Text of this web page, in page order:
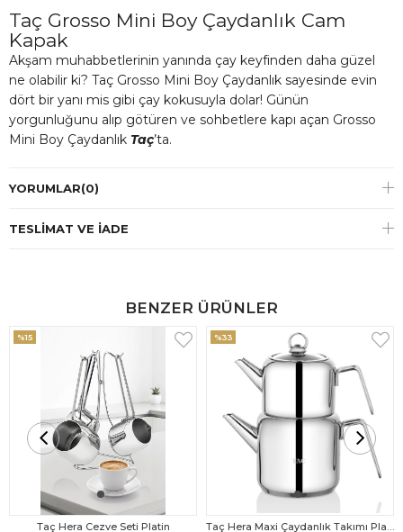
Taç Grosso Mini Boy Çaydanlık Cam
Kapak
Akşam muhabbetlerinin yanında çay keyfinden daha güzel
ne olabilir ki? Taç Grosso Mini Boy Çaydanlık sayesinde evin
dört bir yanı mis gibi çay kokusuyla dolar! Günün
yorgunluğunu alıp götüren ve sohbetlere kapı açan Grosso
Mini Boy Çaydanlık Taç’ta.
YORUMLAR(0)
TESLIMAT VE İADE
BENZER ÜRÜNLER
Taç Hera Cezve Seti Platin
%15 %33